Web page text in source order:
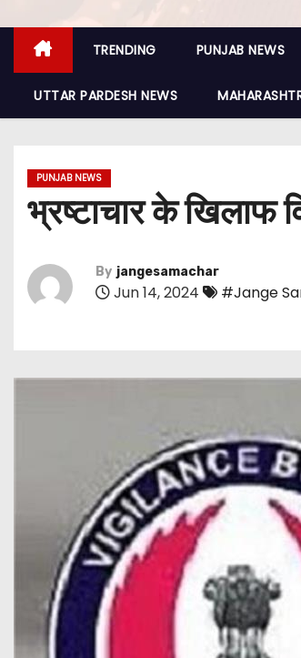
TRENDING PUNJAB NEWS
UTTAR PARDESH NEWS
PUNJAB NEWS
भ्रष्टाचार के खिलाफ
By jangesamachar
Jun 14, 2024 #Jange